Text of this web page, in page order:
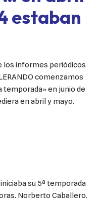
estaban
los informes periódicos
comenzamos
temporada» en junio de
en abril y mayo.
su 5ª temporada
Norberto Caballero.